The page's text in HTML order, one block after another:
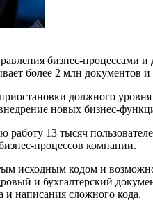
бизнес-
более 2 млн документов
должного
внедрение новых бизнес-
13 тысяч
процессов компании.
исходным кодом и
и бухгалтерский
и написания сложного кода.